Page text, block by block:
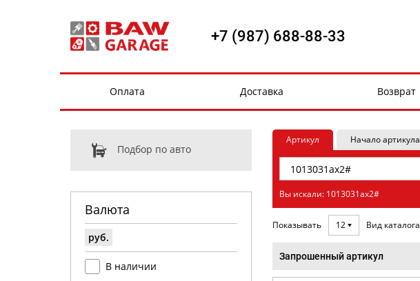
+7 (987) 688-88-33
Оплата Доставка Возврат
Подбор по авто
Валюта
руб.
В наличии
Артикул Начало артикула
Вы искали: 1013031ax2#
Показывать 12 Вид каталога
Запрошенный артикул